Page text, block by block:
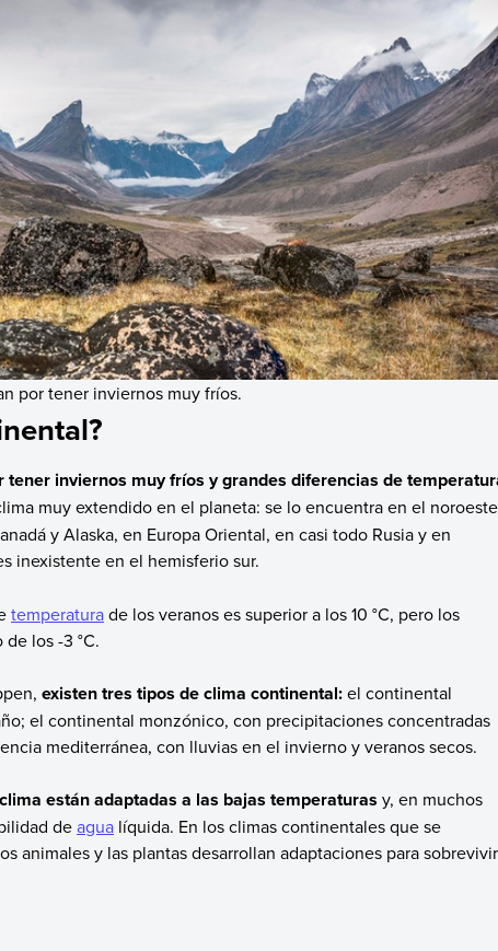
por tener inviernos muy fríos.
tener inviernos muy fríos y grandes diferencias de
muy extendido en el planeta: se lo encuentra en el noroeste
y Alaska, en Europa Oriental, en casi todo Rusia y en
inexistente en el hemisferio sur.
temperaturade los veranos es superior a los 10 °C, pero los
los -3 °C.
existen tres tipos de clima continental:el continental
el continental monzónico, con precipitaciones concentradas
mediterránea, con lluvias en el invierno y veranos secos.
están adaptadas a las bajas temperaturas y, en muchos
deagualíquida. En los climas continentales que se
animales y las plantas desarrollan adaptaciones para sobrevivir